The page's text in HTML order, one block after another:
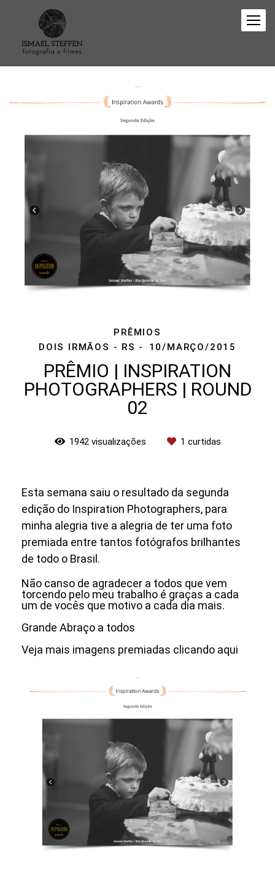
PRÊMIOS
DOIS IRMÃOS - RS
10/MARÇO/2015
PRÊMIO | INSPIRATION
PHOTOGRAPHERS | ROUND
02
1942visualizações 1 curtidas
Esta semana saiu o resultado da segunda
edição do Inspiration Photographers, para
minha alegria tive a alegria de ter uma foto
premiada entre tantos fotógrafos brilhantes
de todo o Brasil.
Não canso de agradecer a todos que vem
torcendo pelo meu trabalho é graças a cada
um de vocês que motivo a cada dia mais.
Grande Abraço a todos
Veja mais imagens premiadas clicando aqui